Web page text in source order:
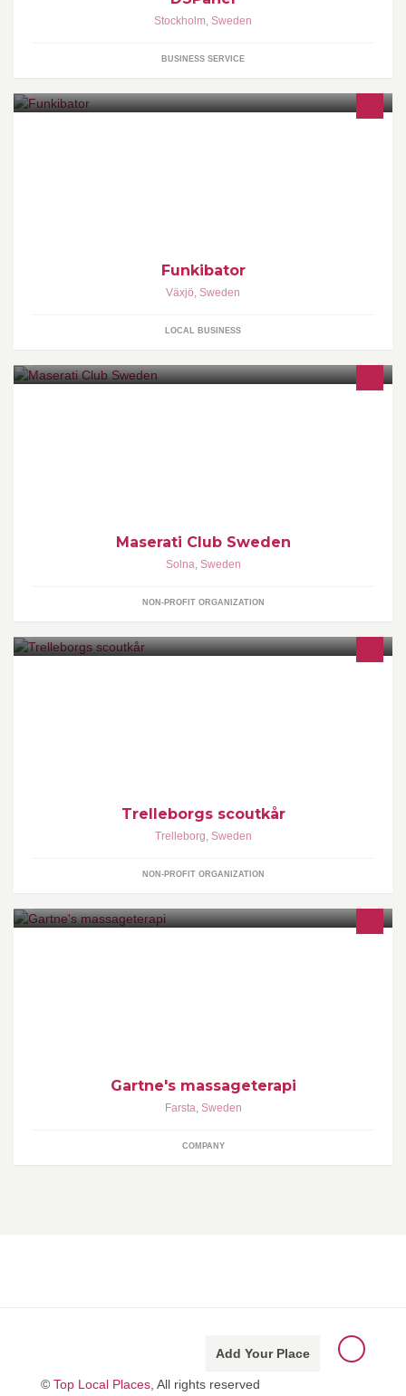
Stockholm, Sweden
BUSINESS SERVICE
Funkibator
Växjö, Sweden
LOCAL BUSINESS
Maserati Club Sweden
Solna, Sweden
NON-PROFIT ORGANIZATION
Trelleborgs scoutkår
Trelleborg, Sweden
NON-PROFIT ORGANIZATION
Gartne's massageterapi
Farsta, Sweden
COMPANY
Add Your Place
© Top Local Places , All rights reserved